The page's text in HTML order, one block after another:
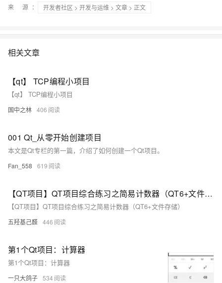
来 源：
开发者社区 > 开发与运维 > 文章 > 正文
相关文章
【qt】 TCP编程小项目
【qt】 TCP编程小项目
国中之林 406
001 Qt_从零开始创建项目
本文是Qt专栏的第一篇，介绍了如何创建一个Qt项目。
Fan_558 619
【QT项目】QT项目综合练习之简易计数器（QT6+文件存储）
【QT项目】QT项目综合练习之简易计数器（QT6+文件存储）
五羟基己醛 446
第1个Qt项目：计算器
第1个Qt项目：计算器
一只大鸽子 534